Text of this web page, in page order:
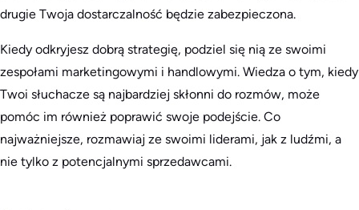
drugie Twoja dostarczalność będzie zabezpieczona.
Kiedy odkryjesz dobrą strategię, podziel się nią ze swoimi
zespołami marketingowymi i handlowymi. Wiedza o tym, kiedy
Twoi słuchacze są najbardziej skłonni do rozmów, może
pomóc im również poprawić swoje podejście. Co
najważniejsze, rozmawiaj ze swoimi liderami, jak z ludźmi, a
nie tylko z potencjalnymi sprzedawcami.